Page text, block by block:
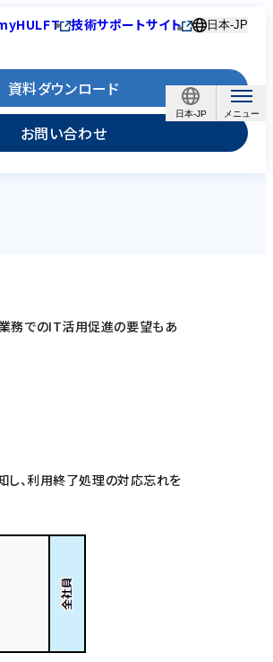
日本-JP
技術サポートサイト 日本-JP
資料ダウンロード
お問い合わせ
務でのIT活用促進の要望もあ
し、利用終了処理の対応忘れを